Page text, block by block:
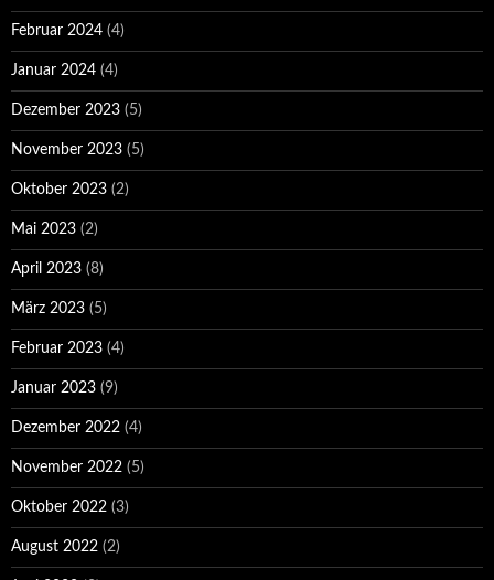
Februar 2024 (4)
Januar 2024 (4)
Dezember 2023 (5)
November 2023 (5)
Oktober 2023 (2)
Mai 2023 (2)
April 2023 (8)
März 2023 (5)
Februar 2023 (4)
Januar 2023 (9)
Dezember 2022 (4)
November 2022 (5)
Oktober 2022 (3)
August 2022 (2)